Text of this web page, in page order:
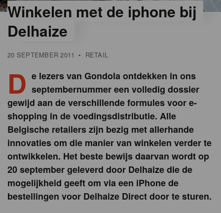
Winkelen met de iphone bij
Delhaize
20 SEPTEMBER 2011 • RETAIL
D e lezers van Gondola ontdekken in ons
septembernummer een volledig dossier
gewijd aan de verschillende formules voor e-
shopping in de voedingsdistributie. Alle
Belgische retailers zijn bezig met allerhande
innovaties om die manier van winkelen verder te
ontwikkelen. Het beste bewijs daarvan wordt op
20 september geleverd door Delhaize die de
mogelijkheid geeft om via een iPhone de
bestellingen voor Delhaize Direct door te sturen.